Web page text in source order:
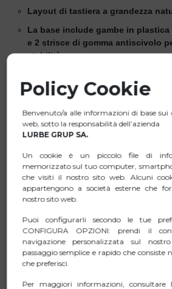
Layout di tastiera a grandezza
La base include gambe in plastica
e 2 strisce di gomma antiscivolo
stabilità.
combinazione con i tasti FN per
inviare informazioni sufficienti
più tasti contemporaneamente.
fornisce accesso diretto al menu
di Windows.
Dotato di tasti WASD e frecce con
Windows.
Design resistente agli schizzi, con
milioni di battute di tastiera.
Funzione Plug and Play che
immediatamente al computer
Policy Cookie
Benvenuto/a alle informazioni di base sui
web, sotto la responsabilità dell’azienda
LURBE GRUP SA.
Un cookie è un piccolo file di
memorizzato sul tuo computer,
che visiti il nostro sito web. Alcuni
appartengono a società esterne che
nostro sito web.
Puoi configurarli secondo le tue
CONFIGURA OPZIONI: prendi il
navigazione personalizzata sul
passaggio semplice e rapido che consiste
che preferisci.
Per maggiori informazioni, consultare